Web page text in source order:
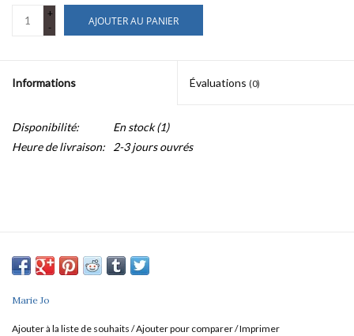
+
-
AJOUTER AU PANIER
Informations Évaluations (0)
Disponibilité: En stock(1)
Heure de livraison: 2-3 jours ouvrés
Marie Jo
Ajouter à la liste de souhaits /Ajouter pour comparer/Imprimer